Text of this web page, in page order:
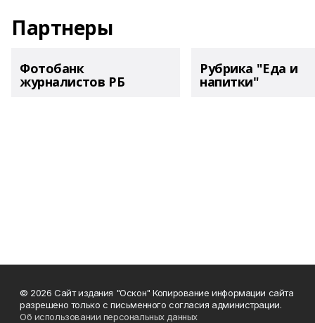
Партнеры
Фотобанк
журналистов РБ
Рубрика "Еда и
напитки"
© 2026 Сайт издания "Оскон" Копирование информации сайта
разрешено только с письменного согласия администрации.
Об использовании персональных данных